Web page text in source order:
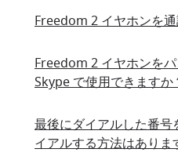
Freedom 2 イヤホンを
Freedom 2 イヤホンを
Skype で使用できますか
最後にダイアルした番
イアルする方法はありま